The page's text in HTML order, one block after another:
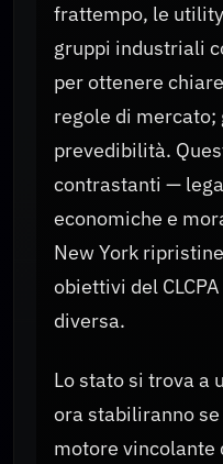
frattempo, le
gruppi industriali
per ottenere
regole di
prevedibilità.
contrastanti —
economiche e
New York
obiettivi del
diversa.
Lo stato si trova a
ora stabiliranno se
motore